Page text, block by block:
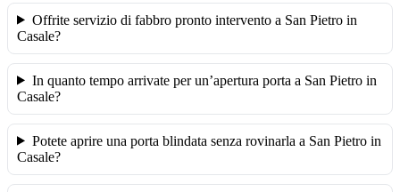
Offrite servizio di fabbro pronto intervento a San Pietro in
Casale?
In quanto tempo arrivate per un’apertura porta a San Pietro in
Casale?
Potete aprire una porta blindata senza rovinarla a San Pietro in
Casale?